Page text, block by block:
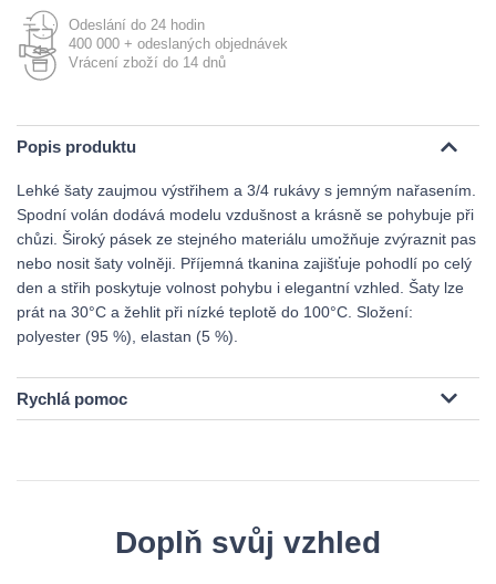
Odeslání do 24 hodin
400 000 + odeslaných objednávek
Vrácení zboží do 14 dnů
Popis produktu
Lehké šaty zaujmou výstřihem a 3/4 rukávy s jemným nařasením.
Spodní volán dodává modelu vzdušnost a krásně se pohybuje při
chůzi. Široký pásek ze stejného materiálu umožňuje zvýraznit pas
nebo nosit šaty volněji. Příjemná tkanina zajišťuje pohodlí po celý
den a střih poskytuje volnost pohybu i elegantní vzhled. Šaty lze
prát na 30°C a žehlit při nízké teplotě do 100°C. Složení:
polyester (95 %), elastan (5 %).
Rychlá pomoc
Doplň svůj vzhled